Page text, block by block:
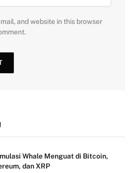
and website in this browser
Whale Menguat di Bitcoin,
dan XRP